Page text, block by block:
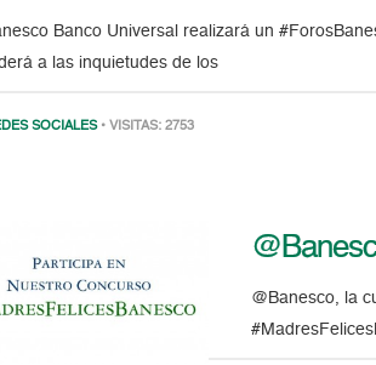
Banco Universal realizará un
a las inquietudes de los
SOCIALES • VISITAS: 2753
@Banesco, la